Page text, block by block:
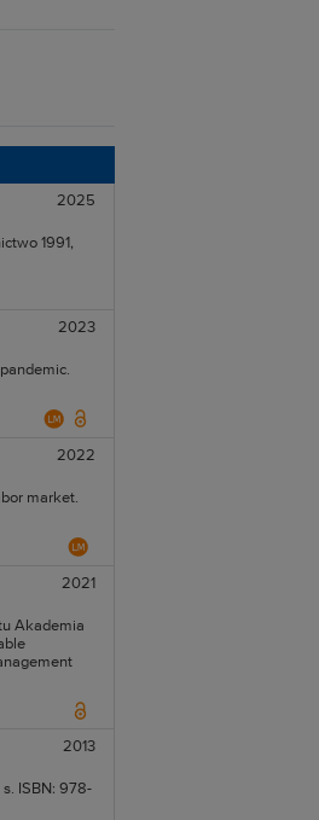
2025
1991,
2023
2022
market.
2021
Akademia
2013
ISBN: 978-